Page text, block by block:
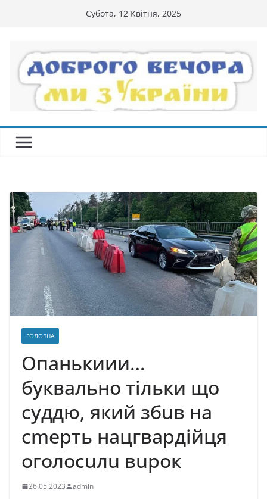
Субота, 12 Квітня, 2025
ГОЛОВНА
Опанькиии…
буквально тільки що
суддю, який збuв на
сmерть нацгвардійця
оголосuлu вuрок
26.05.2023 admin